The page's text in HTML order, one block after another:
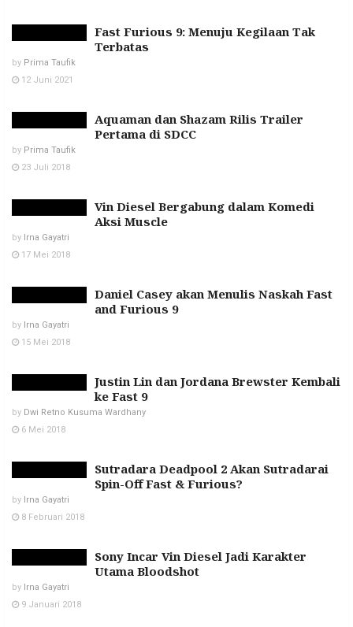
Fast Furious 9: Menuju Kegilaan Tak
Terbatas
by Prima Taufik
12 Juni 2021
Aquaman dan Shazam Rilis Trailer
Pertama di SDCC
by Prima Taufik
23 Juli 2018
Vin Diesel Bergabung dalam Komedi
Aksi Muscle
by Irna Gayatri
17 Mei 2018
Daniel Casey akan Menulis Naskah Fast
and Furious 9
by Irna Gayatri
15 Mei 2018
Justin Lin dan Jordana Brewster Kembali
ke Fast 9
by Dwi Retno Kusuma Wardhany
6 Mei 2018
Sutradara Deadpool 2 Akan Sutradarai
Spin-Off Fast & Furious?
by Irna Gayatri
8 Februari 2018
Sony Incar Vin Diesel Jadi Karakter
Utama Bloodshot
by Irna Gayatri
9 Januari 2018